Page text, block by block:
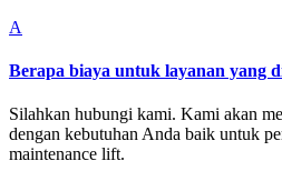
A
Berapa biaya untuk layanan yang
Silahkan hubungi kami. Kami akan
dengan kebutuhan Anda baik untuk
maintenance lift.